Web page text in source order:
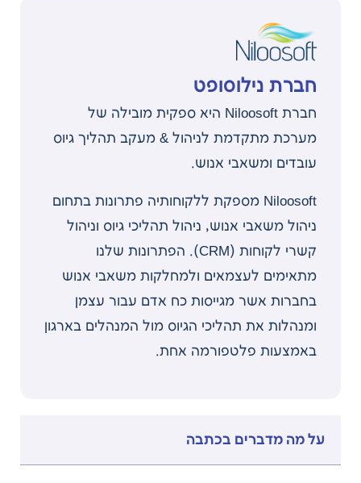
חברת נילוסופט
חברת Niloosoft היא ספקית מובילה של
מערכת מתקדמת לניהול & מעקב תהליך גיוס
עובדים ומשאבי אנוש.
Niloosoft מספקת ללקוחותיה פתרונות בתחום
ניהול משאבי אנוש, ניהול תהליכי גיוס וניהול
קשרי לקוחות (CRM). הפתרונות שלנו
מתאימים לעצמאים ולמחלקות משאבי אנוש
בחברות אשר מגייסות כח אדם עבור עצמן
ומנהלות את תהליכי הגיוס מול המנהלים בארגון
באמצעות פלטפורמה אחת.
על מה מדברים בכתבה